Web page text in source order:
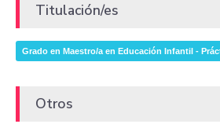
Titulación/es
Grado en Maestro/a en Educación Infantil -
Otros